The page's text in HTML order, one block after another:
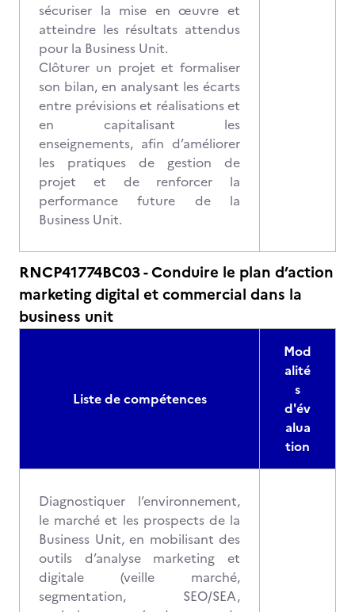
sécuriser la mise en œuvre et
atteindre les résultats attendus
pour la Business Unit.
Clôturer un projet et formaliser
son bilan, en analysant les écarts
entre prévisions et réalisations et
en capitalisant les
enseignements, afin d’améliorer
les pratiques de gestion de
projet et de renforcer la
performance future de la
Business Unit.
RNCP41774BC03 - Conduire le plan d’action
marketing digital et commercial dans la
business unit
Liste de compétences
Mod
alité
s
d'év
alua
tion
Diagnostiquer l’environnement,
le marché et les prospects de la
Business Unit, en mobilisant des
outils d’analyse marketing et
digitale (veille marché,
segmentation, SEO/SEA,